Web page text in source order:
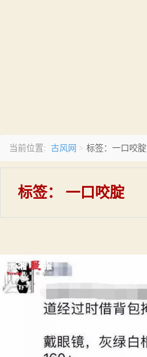
当前位置: 古风网 > 标签：一口咬腚
标签： 一口咬腚